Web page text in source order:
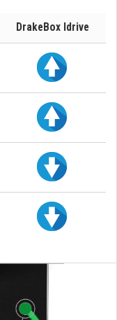
DrakeBox Idrive